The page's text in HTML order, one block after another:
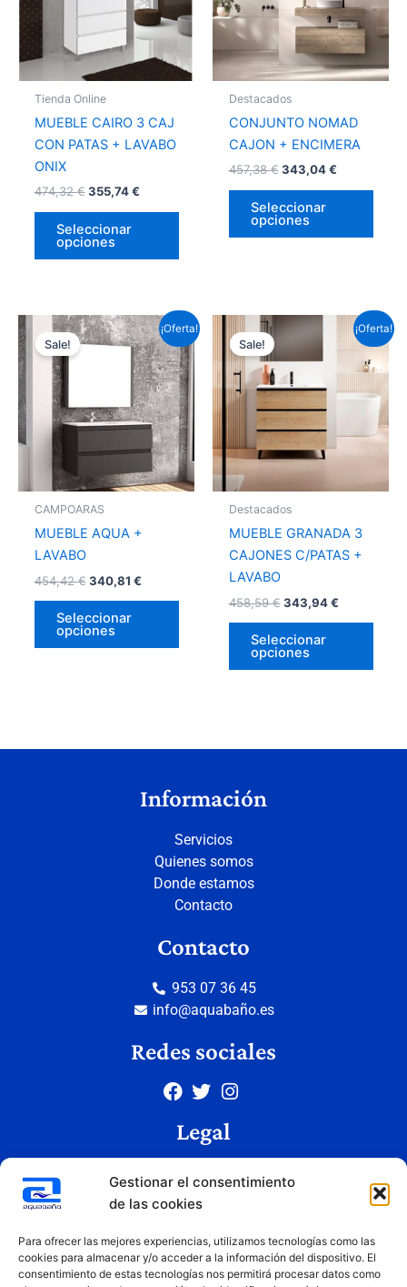
Gestionar el consentimiento
de las cookies
Para ofrecer las mejores experiencias, utilizamos tecnologías como las
cookies para almacenar y/o acceder a la información del dispositivo. El
consentimiento de estas tecnologías nos permitirá procesar datos como
Tienda Online
MUEBLE CAIRO 3 CAJ
CON PATAS + LAVABO
ONIX
474,32€ 355,74€
Seleccionar
opciones
Las
se
Destacados
CONJUNTO NOMAD
CAJON + ENCIMERA
457,38€ 343,04€
Seleccionar
opciones
Las
se
¡Oferta!
Sale!
CAMPOARAS
MUEBLE AQUA +
LAVABO
454,42€ 340,81 €
Seleccionar
opciones
Este
producto
tiene
múltiples
variantes.
Las
opciones
se
¡Oferta!
Sale!
Destacados
MUEBLE GRANADA 3
CAJONES C/PATAS +
LAVABO
458,59€ 343,94€
Seleccionar
opciones
Este
tiene
Las
se
Información
Servicios
Quienes somos
Donde estamos
Contacto
Contacto
953 07 36 45
info@aquabaño.es
Redes sociales
Legal
Política de privacidad
Condiciones de uso